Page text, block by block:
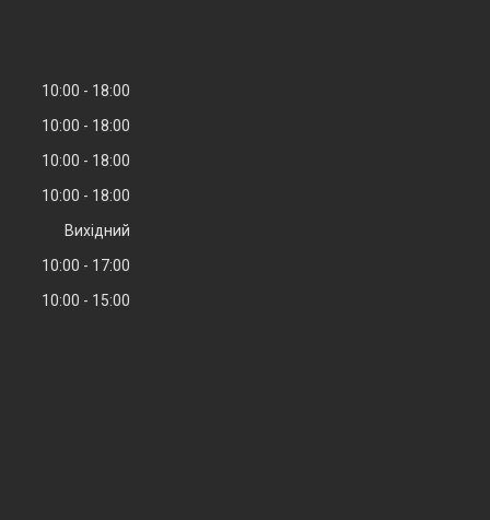
10:00
18:00
10:00
18:00
10:00
18:00
10:00
18:00
Вихідний
10:00
17:00
10:00 15:00